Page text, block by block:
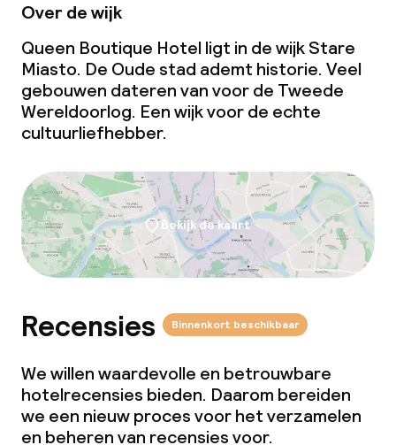
Dieetopties
Speciale dieetopties
Glutenvrije opties
Vegetarische opties
Faciliteiten en diensten voor kinderen
Babysitservice
Zakelijke faciliteiten
Over de wijk
Queen Boutique Hotel ligt in de wijk Stare
Miasto. De Oude stad ademt historie. Veel
gebouwen dateren van voor de Tweede
Wereldoorlog. Een wijk voor de echte
cultuurliefhebber.
Bekijk de kaart
Recensies Binnenkort beschikbaar
We willen waardevolle en betrouwbare
hotelrecensies bieden. Daarom bereiden
we een nieuw proces voor het verzamelen
en beheren van recensies voor.